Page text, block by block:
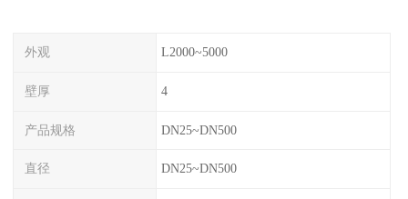
外观 L2000~5000
壁厚 4
产品规格 DN25~DN500
直径 DN25~DN500